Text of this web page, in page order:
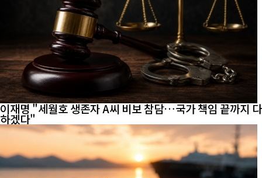
이재명 "세월호 생존자 A씨 비보 참담…국가 책임 끝까지 다
하겠다"